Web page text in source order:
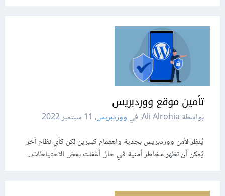
تأمين موقع ووردبريس
بواسطة Ali Alrohia، في ووردبريس، 11 سبتمبر 2022
يُنظر لأمن ووردبريس بجدية واهتمام كبيرين لكن كأي نظام آخر
يُمكن أن تظهر مخاطر أمنية في حال أُغفلت بعض الاحتياطات...